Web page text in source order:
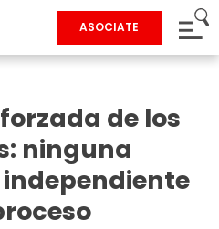
ASOCIATE
de los
ninguna